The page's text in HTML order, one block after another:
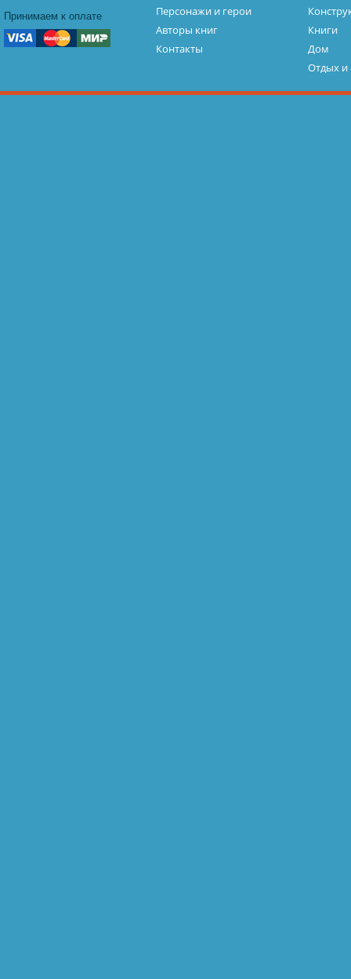
Принимаем к оплате
Персонажи и герои
Авторы книг
Контакты
Книги
Дом
Отдых и